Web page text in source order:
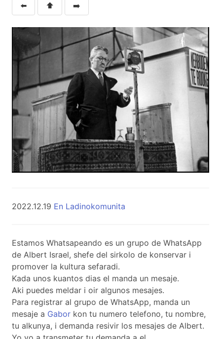
⬅️ ⬆️ ➡️
2022.12.19 En Ladinokomunita
Estamos Whatsapeando es un grupo de WhatsApp
de Albert Israel, shefe del sirkolo de konservar i
promover la kultura sefaradi.
Kada unos kuantos dias el manda un mesaje.
Aki puedes meldar i oir algunos mesajes.
Para registrar al grupo de WhatsApp, manda un
mesaje a Gabor kon tu numero telefono, tu nombre,
tu alkunya, i demanda resivir los mesajes de Albert.